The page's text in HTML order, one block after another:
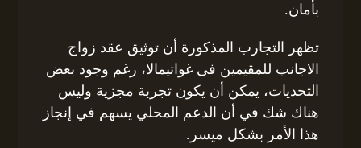
بأمان.
تظهر التجارب المذكورة أن توثيق عقد زواج
الاجانب للمقيمين فى غواتيمالا، رغم وجود بعض
التحديات، يمكن أن يكون تجربة مجزية وليس
هناك شك في أن الدعم المحلي يسهم في إنجاز
هذا الأمر بشكل ميسر.